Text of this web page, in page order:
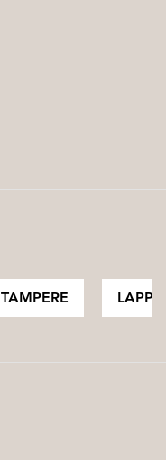
TAMPERE LAPPI